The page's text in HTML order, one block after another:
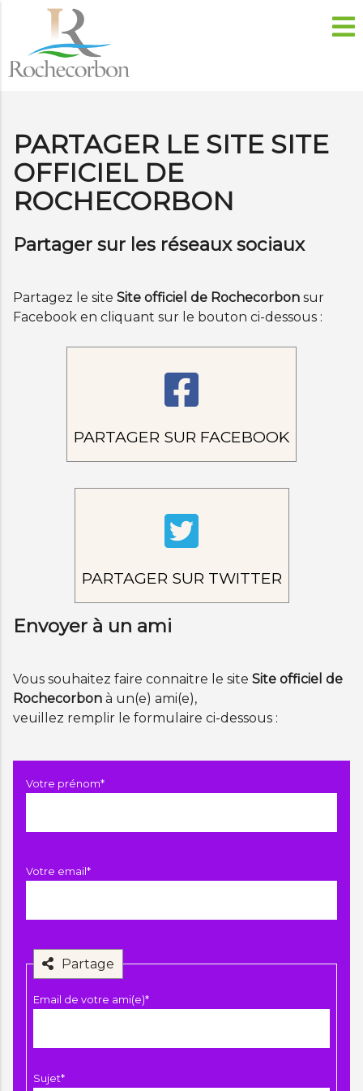
PARTAGER LE SITE SITE
OFFICIEL DE
ROCHECORBON
Partager sur les réseaux sociaux
Partagez le site Site officiel de Rochecorbon sur
Facebook en cliquant sur le bouton ci-dessous :
PARTAGER SUR FACEBOOK
PARTAGER SUR TWITTER
Envoyer à un ami
Vous souhaitez faire connaitre le site Site officiel de
Rochecorbon à un(e) ami(e),
veuillez remplir le formulaire ci-dessous :
Champ
obligatoire
Votre prénom*
Champ
obligatoire
Votre email*
Partage
Champ
obligatoire
Email de votre ami(e)*
Champ
Sujet*